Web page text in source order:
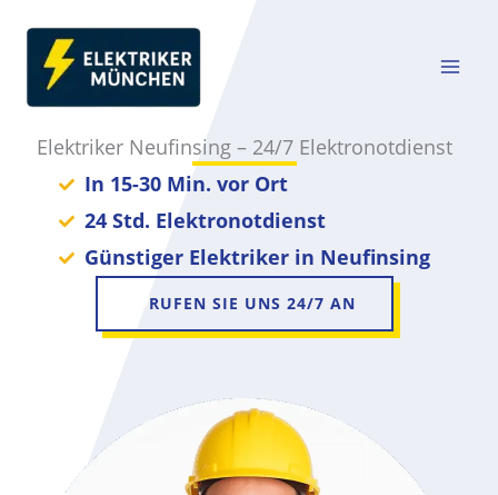
Inhalt
springen
Elektriker Neufinsing – 24/7 Elektronotdienst
In 15-30 Min. vor Ort
24 Std. Elektronotdienst
Günstiger Elektriker in Neufinsing
RUFEN SIE UNS 24/7 AN